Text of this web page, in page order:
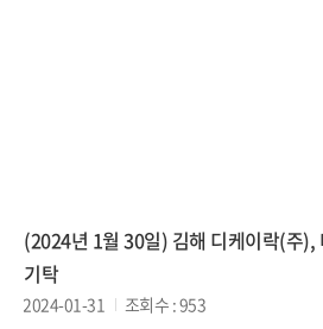
(2024년 1월 30일) 김해 디케이락(주),
기탁
2024-01-31 조회수 : 953